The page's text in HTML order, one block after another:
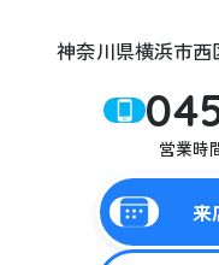
神奈川県横浜市
来
営業時